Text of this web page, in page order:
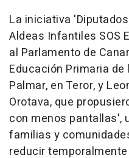
La iniciativa
Aldeas Infantiles SOS
al Parlamento de
Educación Primaria
Palmar, en Teror, y
Orotava, que
con menos pantallas',
familias y
reducir